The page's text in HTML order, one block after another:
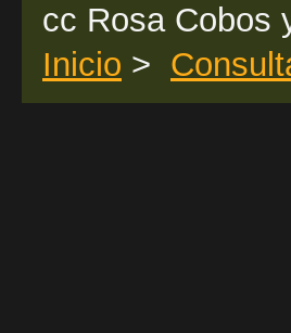
cc Rosa Cobos
Inicio >